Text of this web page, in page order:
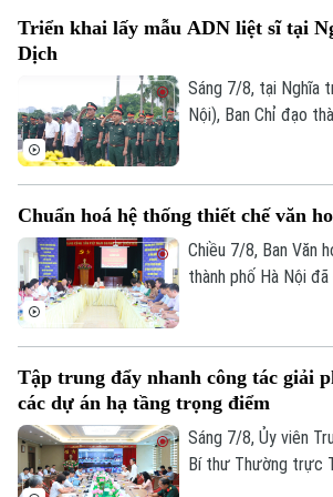
Golf
Tin tức
Điện ảnh
Âm nhạc
Đã phát sóng
Triển khai lấy mẫu ADN liệt sĩ tại
Dịch
Sáng 7/8, tại Nghĩa
Nội), Ban Chỉ đạo
khai công tác lấy
xác định được thông
định ADN.
Chuẩn hoá hệ thống thiết chế văn
Chiều 7/8, Ban Văn
thành phố Hà Nội
Tập trung đẩy nhanh công tác giải
các dự án hạ tầng trọng điểm
Sáng 7/8, Ủy viên
Bí thư Thường trực